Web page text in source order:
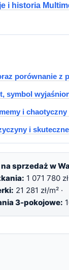
i historia
porównanie z
symbol
i
i
sprzedaż w
1 071 780 zł
21 281 zł/m² ·
3-pokojowe: